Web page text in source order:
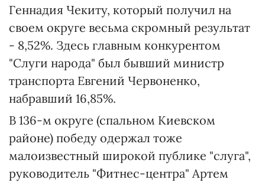
Геннадия Чекиту, который получил на
своем округе весьма скромный результат
- 8,52%. Здесь главным конкурентом
"Слуги народа" был бывший министр
транспорта Евгений Червоненко,
набравший 16,85%.
В 136-м округе (спальном Киевском
районе) победу одержал тоже
малоизвестный широкой публике "слуга",
руководитель "Фитнес-центра" Артем